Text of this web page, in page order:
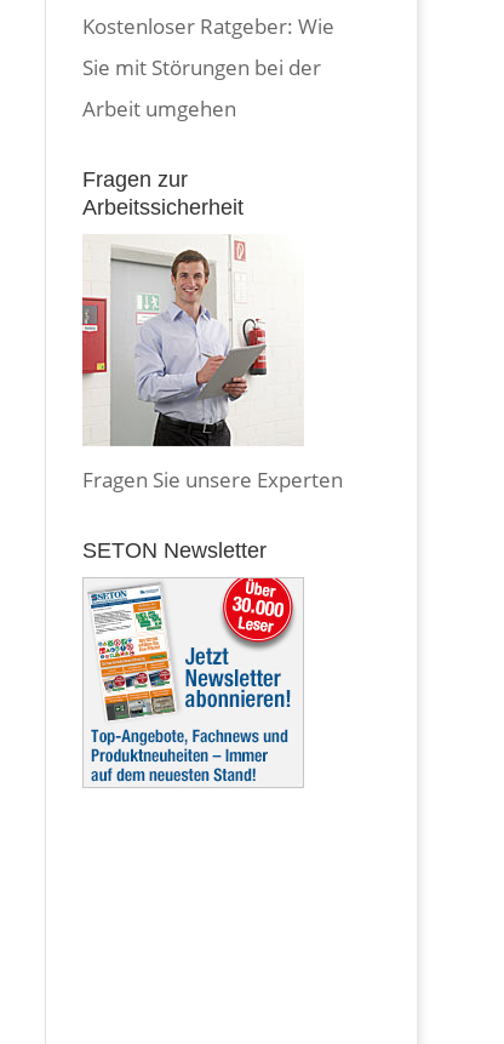
Kostenloser Ratgeber: Wie
Sie mit Störungen bei der
Arbeit umgehen
Fragen zur
Arbeitssicherheit
Fragen Sie unsere Experten
SETON Newsletter